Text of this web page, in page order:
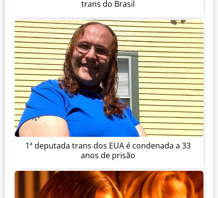
trans do Brasil
1ª deputada trans dos EUA é condenada a 33
anos de prisão